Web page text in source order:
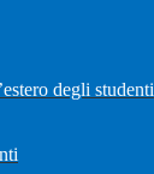
degli studenti